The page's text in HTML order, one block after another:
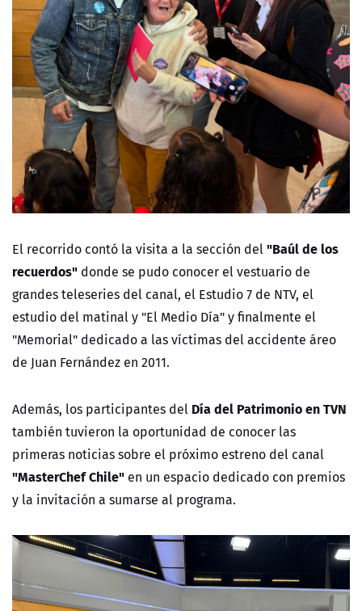
El recorrido contó la visita a la sección del"Baúl de los
recuerdos" donde se pudo conocer el vestuario de
grandes teleseries del canal, el Estudio 7 de NTV, el
estudio del matinal y "El Medio Día" y finalmente el
"Memorial" dedicado a las víctimas del accidente áreo
de Juan Fernández en 2011.
Además, los participantes del Día del Patrimonio en TVN
también tuvieron la oportunidad de conocer las
primeras noticias sobre el próximo estreno del canal
"MasterChef Chile" en un espacio dedicado con premios
y la invitación a sumarse al programa.